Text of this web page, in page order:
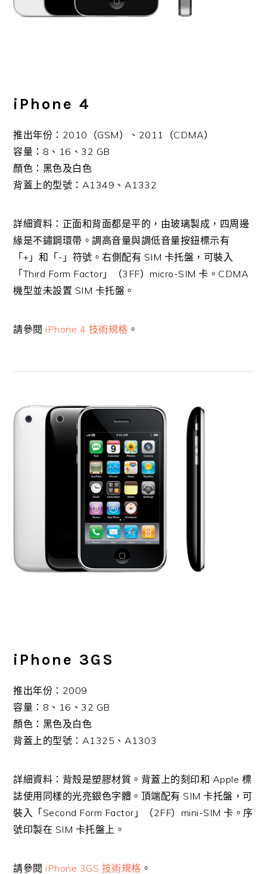
iPhone 4
推出年份：2010（GSM）、2011（CDMA）
容量：8、16、32 GB
顏色：黑色及白色
背蓋上的型號：A1349、A1332
詳細資料：正面和背面都是平的，由玻璃製成，四周邊
緣是不鏽鋼環帶。調高音量與調低音量按鈕標示有
「+」和「-」符號。右側配有 SIM 卡托盤，可裝入
「Third Form Factor」（3FF）micro-SIM 卡。CDMA
機型並未設置 SIM 卡托盤。
請參閱 iPhone 4 技術規格 。
iPhone 3GS
推出年份：2009
容量：8、16、32 GB
顏色：黑色及白色
背蓋上的型號：A1325、A1303
詳細資料：背殼是塑膠材質。背蓋上的刻印和 Apple 標
誌使用同樣的光亮銀色字體。頂端配有 SIM 卡托盤，可
裝入「Second Form Factor」（2FF）mini-SIM 卡。序
號印製在 SIM 卡托盤上。
請參閱 iPhone 3GS 技術規格 。